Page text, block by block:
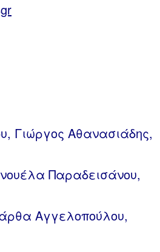
Γιώργος Αθανασιάδης,
Παραδεισάνου,
Αγγελοπούλου,